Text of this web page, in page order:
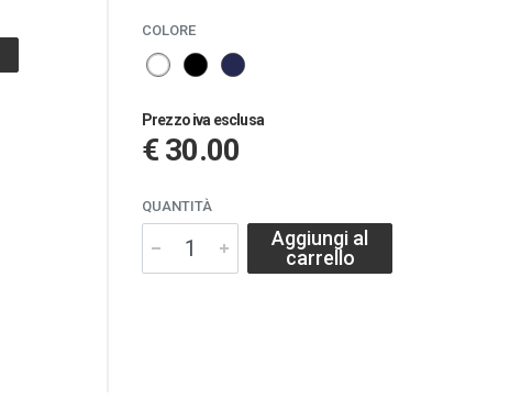
COLORE
Prezzo iva esclusa
€ 30.00
QUANTITÀ
Aggiungi al
carrello